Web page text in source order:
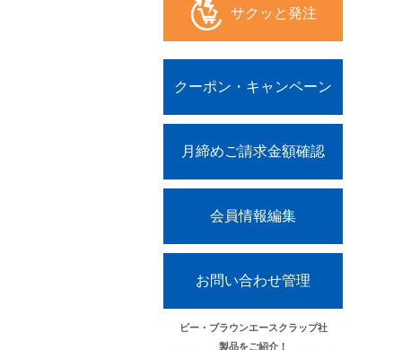
サクッと発注
クーポン・キャンペーン
月締めご請求金額確認
会員情報編集
お問い合わせ管理
ビー・ブラウンエースクラップ社
製品をご紹介！